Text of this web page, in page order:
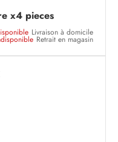
x4 pieces
Livraison à domicile
Retrait en magasin